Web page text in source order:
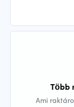
Több
Ami